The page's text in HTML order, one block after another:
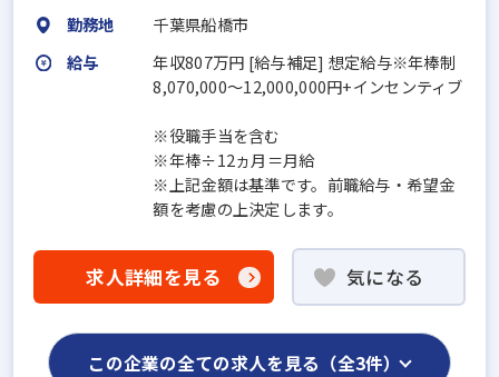
勤務地
千葉県船橋市
給与
年収807万円 [給与補足] 想定給与※年棒制
8,070,000～12,000,000円+インセンティブ
※役職手当を含む
※年棒÷12ヵ月＝月給
※上記金額は基準です。前職給与・希望金
額を考慮の上決定します。
求人詳細を見る 気になる
この企業の全ての求人を見る（全3件）